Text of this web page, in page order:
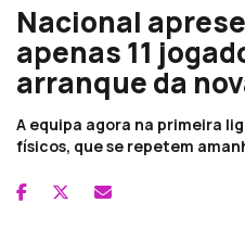
Nacional
apenas 11
arranque da
A equipa agora na primeira
físicos, que se repetem